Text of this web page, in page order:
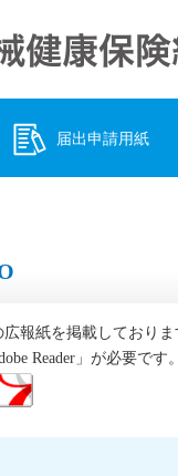
届出申請用紙
報紙を掲載しておりま
Reader」が必要です。